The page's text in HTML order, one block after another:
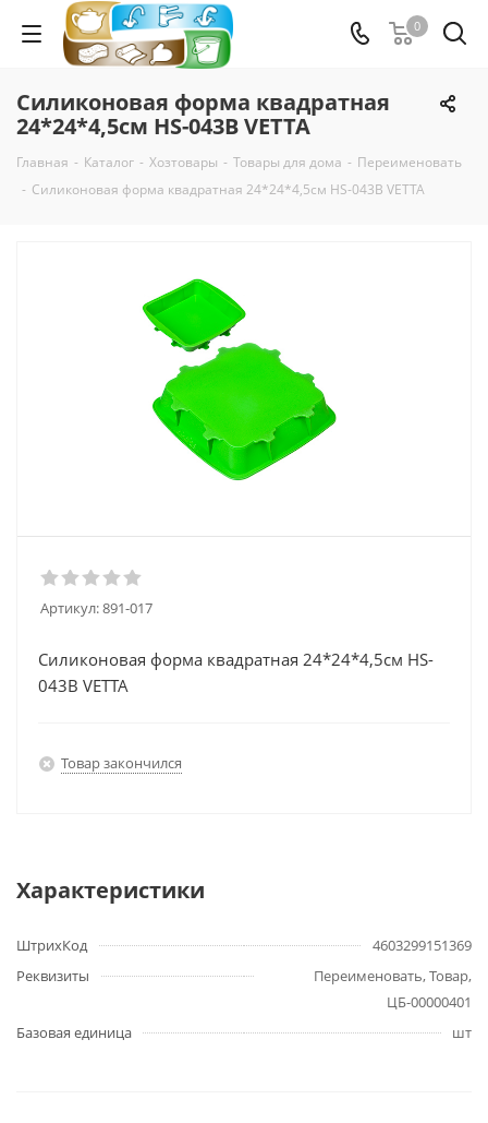
0
Силиконовая форма квадратная
24*24*4,5см HS-043B VETTA
Главная - Каталог - Хозтовары - Товары для дома - Переименовать
- Силиконовая форма квадратная 24*24*4,5см HS-043B VETTA
Артикул:891-017
Силиконовая форма квадратная 24*24*4,5см HS-
043B VETTA
Товар закончился
Характеристики
ШтрихКод
4603299151369
Реквизиты
Переименовать, Товар,
ЦБ-00000401
Базовая единица
шт